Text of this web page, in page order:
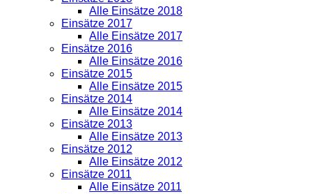
Alle Einsätze 2018
Einsätze 2017
Alle Einsätze 2017
Einsätze 2016
Alle Einsätze 2016
Einsätze 2015
Alle Einsätze 2015
Einsätze 2014
Alle Einsätze 2014
Einsätze 2013
Alle Einsätze 2013
Einsätze 2012
Alle Einsätze 2012
Einsätze 2011
Alle Einsätze 2011